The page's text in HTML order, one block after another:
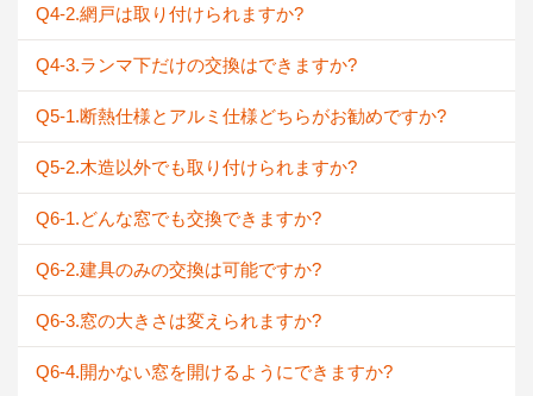
Q4-2.網戸は取り付けられますか?
Q4-3.ランマ下だけの交換はできますか?
Q5-1.断熱仕様とアルミ仕様どちらがお勧めですか?
Q5-2.木造以外でも取り付けられますか?
Q6-1.どんな窓でも交換できますか?
Q6-2.建具のみの交換は可能ですか?
Q6-3.窓の大きさは変えられますか?
Q6-4.開かない窓を開けるようにできますか?